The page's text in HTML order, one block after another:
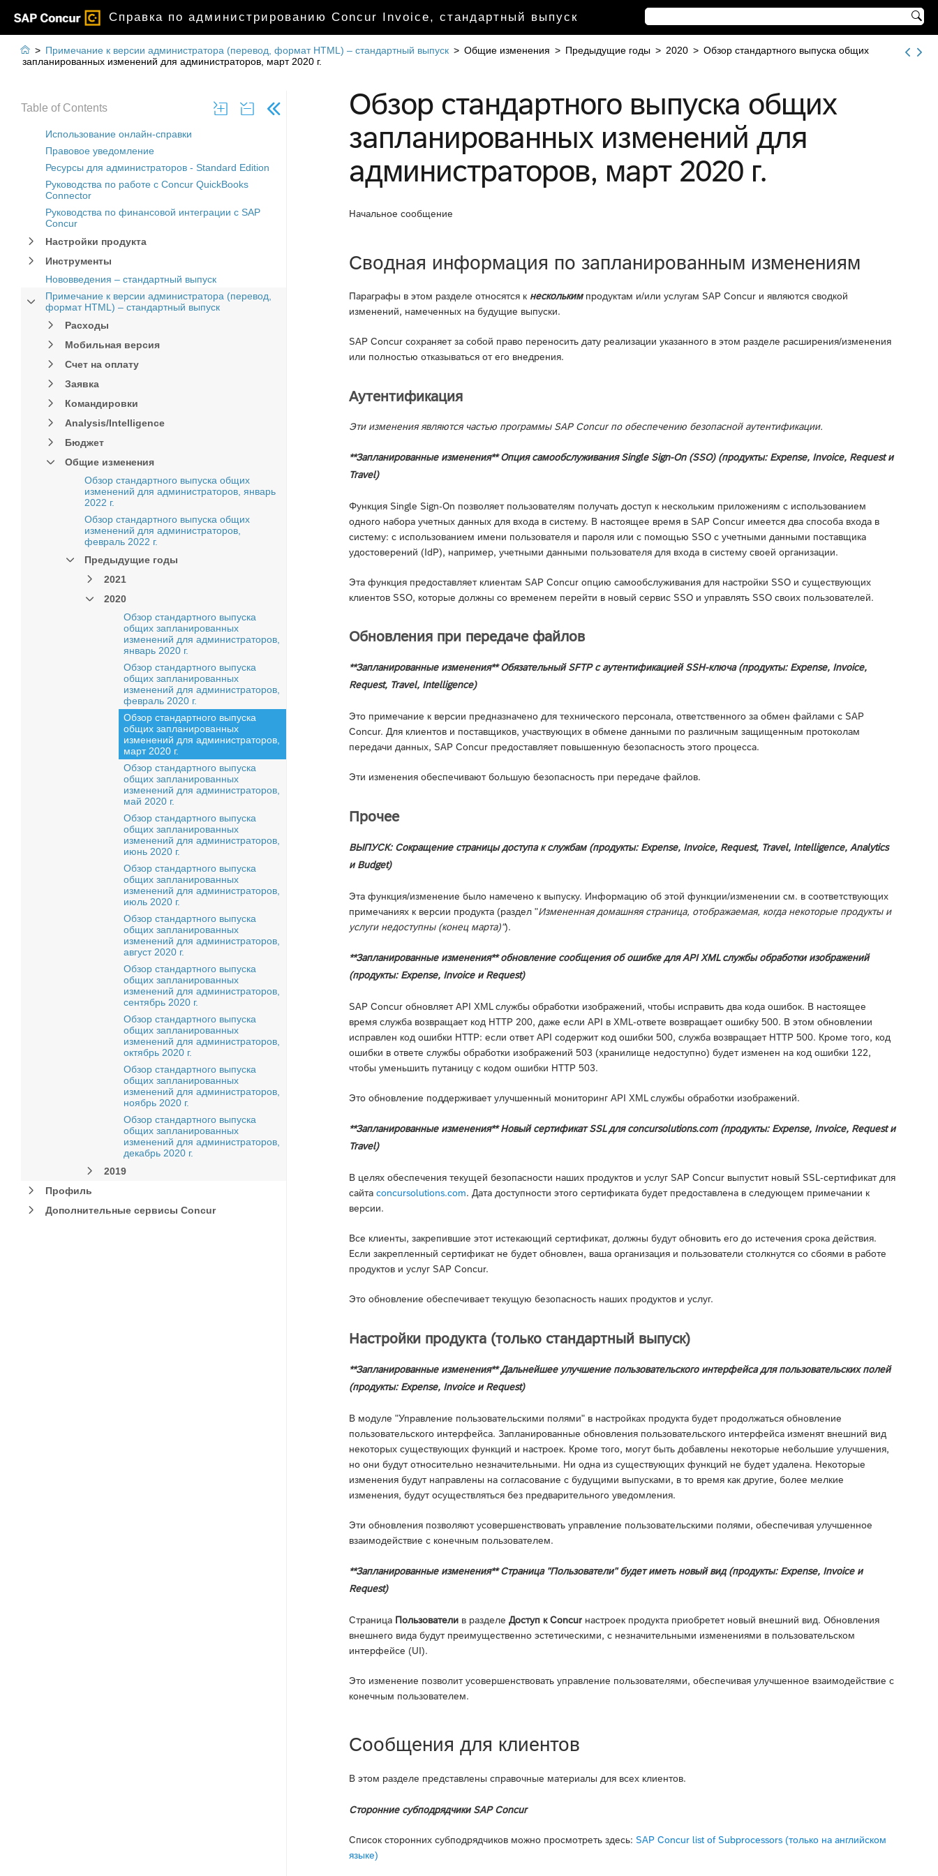
Справка по администрированию Concur Invoice, стандартный выпуск 
Table of Contents
Использование онлайн-справки
Правовое уведомление
Ресурсы для администраторов - Standard Edition
Руководства по работе с Concur QuickBooks
Connector
Руководства по финансовой интеграции с SAP
Concur
Настройки продукта
Инструменты
Нововведения – стандартный выпуск
Примечание к версии администратора (перевод,
формат HTML) – стандартный выпуск
Расходы
Мобильная версия
Счет на оплату
Заявка
Командировки
Analysis/Intelligence
Бюджет
Общие изменения
Обзор стандартного выпуска общих
изменений для администраторов, январь
2022 г.
Обзор стандартного выпуска общих
изменений для администраторов,
февраль 2022 г.
Предыдущие годы
2021
2020
Обзор стандартного выпуска
общих запланированных
изменений для администраторов,
январь 2020 г.
Обзор стандартного выпуска
общих запланированных
изменений для администраторов,
февраль 2020 г.
Обзор стандартного выпуска
общих запланированных
изменений для администраторов,
март 2020 г.
Обзор стандартного выпуска
общих запланированных
изменений для администраторов,
май 2020 г.
Обзор стандартного выпуска
общих запланированных
изменений для администраторов,
июнь 2020 г.
Обзор стандартного выпуска
общих запланированных
изменений для администраторов,
июль 2020 г.
Обзор стандартного выпуска
общих запланированных
изменений для администраторов,
август 2020 г.
Обзор стандартного выпуска
общих запланированных
изменений для администраторов,
сентябрь 2020 г.
Обзор стандартного выпуска
общих запланированных
изменений для администраторов,
октябрь 2020 г.
Обзор стандартного выпуска
общих запланированных
изменений для администраторов,
ноябрь 2020 г.
Обзор стандартного выпуска
общих запланированных
изменений для администраторов,
декабрь 2020 г.
2019
Профиль
Дополнительные сервисы Concur
 > Примечание к версии администратора (перевод, формат HTML) – стандартный выпуск > Общие изменения > Предыдущие годы > 2020 > Обзор стандартного выпуска общих
запланированных изменений для администраторов, март 2020 г.
Обзор стандартного выпуска общих
запланированных изменений для
администраторов, март 2020 г.
Начальное сообщение
Сводная информация по запланированным изменениям
Параграфы в этом разделе относятся к несколькимпродуктам и/или услугам SAP Concur и являются сводкой
изменений, намеченных на будущие выпуски.
SAP Concur сохраняет за собой право переносить дату реализации указанного в этом разделе расширения/изменения
или полностью отказываться от его внедрения.
Аутентификация
Эти изменения являются частью программы SAP Concur по обеспечению безопасной аутентификации.
**Запланированные изменения** Опция самообслуживания Single Sign-On (SSO) (продукты: Expense, Invoice, Request и
Travel)
Функция Single Sign-On позволяет пользователям получать доступ к нескольким приложениям с использованием
одного набора учетных данных для входа в систему. В настоящее время в SAP Concur имеется два способа входа в
систему: с использованием имени пользователя и пароля или с помощью SSO с учетными данными поставщика
удостоверений (IdP), например, учетными данными пользователя для входа в систему своей организации.
Эта функция предоставляет клиентам SAP Concur опцию самообслуживания для настройки SSO и существующих
клиентов SSO, которые должны со временем перейти в новый сервис SSO и управлять SSO своих пользователей.
Обновления при передаче файлов
**Запланированные изменения** Обязательный SFTP с аутентификацией SSH-ключа (продукты: Expense, Invoice,
Request, Travel, Intelligence)
Это примечание к версии предназначено для технического персонала, ответственного за обмен файлами с SAP
Concur. Для клиентов и поставщиков, участвующих в обмене данными по различным защищенным протоколам
передачи данных, SAP Concur предоставляет повышенную безопасность этого процесса.
Эти изменения обеспечивают большую безопасность при передаче файлов.
Прочее
ВЫПУСК: Сокращение страницы доступа к службам (продукты: Expense, Invoice, Request, Travel, Intelligence, Analytics
и Budget)
Эта функция/изменение было намечено к выпуску. Информацию об этой функции/изменении см. в соответствующих
примечаниях к версии продукта (раздел "Измененная домашняя страница, отображаемая, когда некоторые продукты и
услуги недоступны (конец марта)").
**Запланированные изменения** обновление сообщения об ошибке для API XML службы обработки изображений
(продукты: Expense, Invoice и Request)
SAP Concur обновляет API XML службы обработки изображений, чтобы исправить два кода ошибок. В настоящее
время служба возвращает код HTTP 200, даже если API в XML-ответе возвращает ошибку 500. В этом обновлении
исправлен код ошибки HTTP: если ответ API содержит код ошибки 500, служба возвращает HTTP 500. Кроме того, код
ошибки в ответе службы обработки изображений 503 (хранилище недоступно) будет изменен на код ошибки 122,
чтобы уменьшить путаницу с кодом ошибки HTTP 503.
Это обновление поддерживает улучшенный мониторинг API XML службы обработки изображений.
**Запланированные изменения** Новый сертификат SSL для concursolutions.com (продукты: Expense, Invoice, Request и
Travel)
В целях обеспечения текущей безопасности наших продуктов и услуг SAP Concur выпустит новый SSL-сертификат для
сайта concursolutions.com. Дата доступности этого сертификата будет предоставлена в следующем примечании к
версии.
Все клиенты, закрепившие этот истекающий сертификат, должны будут обновить его до истечения срока действия.
Если закрепленный сертификат не будет обновлен, ваша организация и пользователи столкнутся со сбоями в работе
продуктов и услуг SAP Concur.
Это обновление обеспечивает текущую безопасность наших продуктов и услуг.
Настройки продукта (только стандартный выпуск)
**Запланированные изменения** Дальнейшее улучшение пользовательского интерфейса для пользовательских полей
(продукты: Expense, Invoice и Request)
В модуле "Управление пользовательскими полями" в настройках продукта будет продолжаться обновление
пользовательского интерфейса. Запланированные обновления пользовательского интерфейса изменят внешний вид
некоторых существующих функций и настроек. Кроме того, могут быть добавлены некоторые небольшие улучшения,
но они будут относительно незначительными. Ни одна из существующих функций не будет удалена. Некоторые
изменения будут направлены на согласование с будущими выпусками, в то время как другие, более мелкие
изменения, будут осуществляться без предварительного уведомления.
Эти обновления позволяют усовершенствовать управление пользовательскими полями, обеспечивая улучшенное
взаимодействие с конечным пользователем.
**Запланированные изменения** Страница "Пользователи" будет иметь новый вид (продукты: Expense, Invoice и
Request)
Страница Пользователи в разделе Доступ к Concur настроек продукта приобретет новый внешний вид. Обновления
внешнего вида будут преимущественно эстетическими, с незначительными изменениями в пользовательском
интерфейсе (UI).
Это изменение позволит усовершенствовать управление пользователями, обеспечивая улучшенное взаимодействие с
конечным пользователем.
Сообщения для клиентов
В этом разделе представлены справочные материалы для всех клиентов.
Сторонние субподрядчики SAP Concur
Список сторонних субподрядчиков можно просмотреть здесь: SAP Concur list of Subprocessors (только на английском
языке)